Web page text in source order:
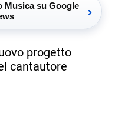
Musica su Google
›
progetto
cantautore